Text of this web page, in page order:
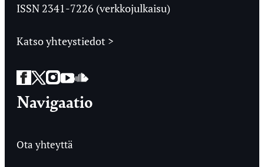
ISSN 2341-7226 (verkkojulkaisu)
Katso yhteystiedot >
Facebook
Twitter
Instagram
YouTube
SoundCloud
Navigaatio
Ota yhteyttä